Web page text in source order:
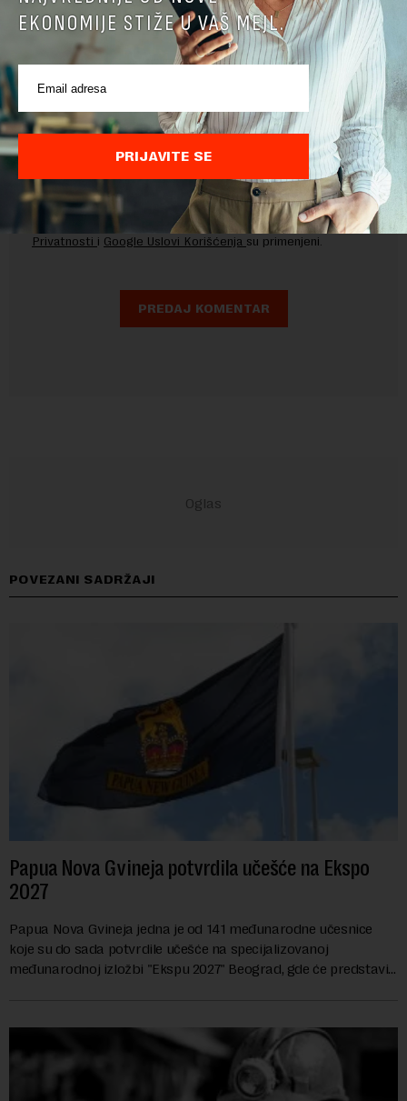
Pre slanja komentara, molimo vas da se upoznate sa
pravilima komentarisanja i pravilima korišćenja sajta.
Sajt je zaštićen pomocu reCaptcha i Google.Google Politika
Privatnosti i Google Uslovi Korišćenja su primenjeni.
POVEZANI SADRŽAJI
Papua Nova Gvineja potvrdila učešće na Ekspo
2027
Papua Nova Gvineja jedna je od 141 međunarodne učesnice
koje su do sada potvrdile učešće na specijalizovanoj
međunarodnoj izložbi "Ekspu 2027" Beograd, gde će predstaviti
EKONOMIJE STIŽE U VAŠ MEJL.
PRIJAVITE SE